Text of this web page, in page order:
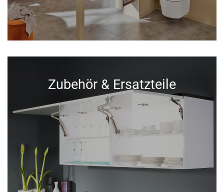
Zubehör & Ersatzteile